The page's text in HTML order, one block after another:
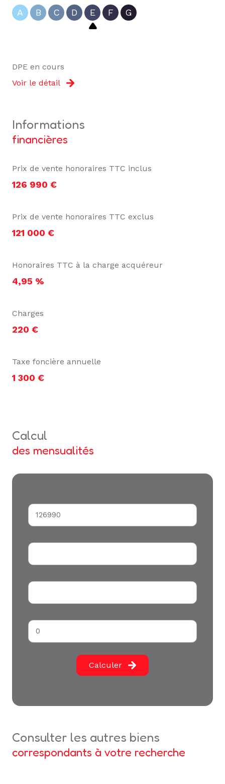
A B C D E F G
DPE en cours
Voir le détail
informations
financières
Prix de vente honoraires TTC inclus
126 990 €
Prix de vente honoraires TTC exclus
121 000 €
Honoraires TTC à la charge acquéreur
4,95 %
Charges
220 €
Taxe foncière annuelle
1 300 €
calcul
des mensualités
Calculer
consulter les autres biens
correspondants à votre recherche